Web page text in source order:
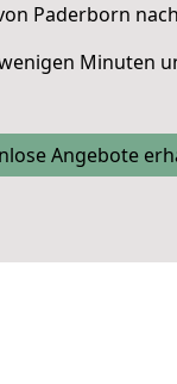
Paderborn
Minuten
Angebote